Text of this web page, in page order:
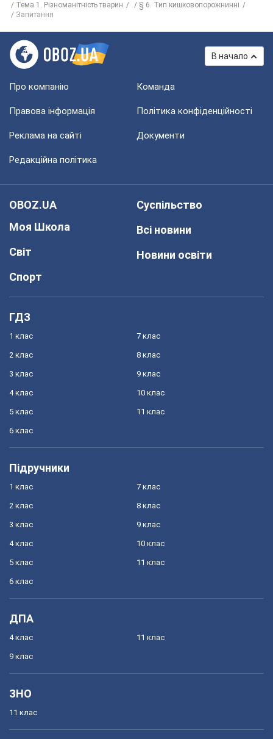
Тема 1. Різноманітність тварин
§ 6. Тип кишковопорожнинні
Запитання
В начало
Про компанію Команда
Правова інформація Політика конфіденційності
Реклама на сайті Документи
Редакційна політика
OBOZ.UA
Моя Школа
Світ
Спорт
Суспільство
Всі новини
Новини освіти
ГДЗ
1 клас
2 клас
3 клас
4 клас
5 клас
6 клас
7 клас
8 клас
9 клас
10 клас
11 клас
Підручники
1 клас
2 клас
3 клас
4 клас
5 клас
6 клас
7 клас
8 клас
9 клас
10 клас
11 клас
ДПА
4 клас
9 клас
11 клас
ЗНО
11 клас